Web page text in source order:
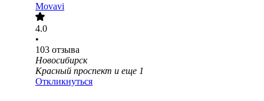
Movavi
4.0
•
103 отзыва
Новосибирск
Красный проспект и еще 1
Откликнуться